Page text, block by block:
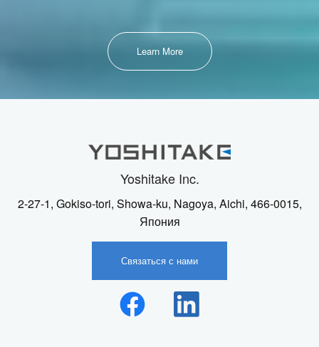
Learn More
Yoshitake Inc.
2-27-1, Gokiso-tori, Showa-ku, Nagoya, Aichi, 466-0015,
Япония
Связаться с нами